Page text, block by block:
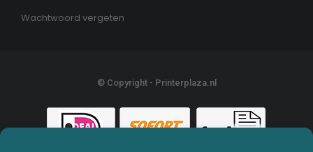
Wachtwoord vergeten
© Copyright - Printerplaza.nl